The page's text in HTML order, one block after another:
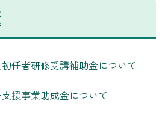
任者研修受講補助金について
援事業助成金について